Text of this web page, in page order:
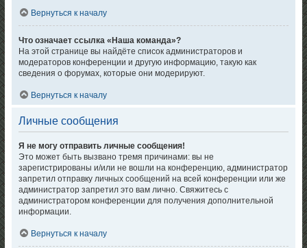
Вернуться к началу
Что означает ссылка «Наша команда»?
На этой странице вы найдёте список администраторов и
модераторов конференции и другую информацию, такую как
сведения о форумах, которые они модерируют.
Вернуться к началу
Личные сообщения
Я не могу отправить личные сообщения!
Это может быть вызвано тремя причинами: вы не
зарегистрированы и/или не вошли на конференцию, администратор
запретил отправку личных сообщений на всей конференции или же
администратор запретил это вам лично. Свяжитесь с
администратором конференции для получения дополнительной
информации.
Вернуться к началу